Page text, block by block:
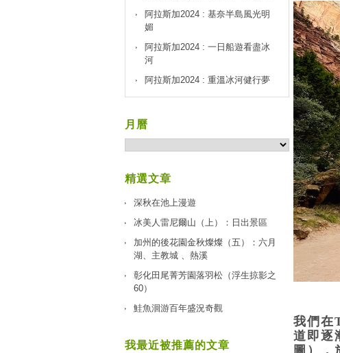
我們在
道即逐
圖），
阿拉斯加2024 : 基奈半島風光明
媚
阿拉斯加2024 : 一日船遊看盡冰
河
阿拉斯加2024 : 重溫冰河健行夢
月曆
精選文章
深秋在池上漫遊
冰美人雷尼爾山（上）：日出景區
加州的後花園金秋燦燦（五）：六月
湖、主教城 、熱溪
彰化田尾菁芳園落羽松（浮生掠影之
60）
鮭魚洄游百年盛況奇觀
我最近被推薦的文章